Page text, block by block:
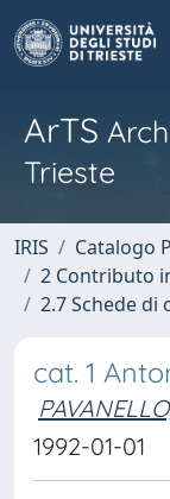
ArTS
Trieste
IRIS
Catalogo
2 Contributo
2.7 Schede
cat. 1
1992-01-01